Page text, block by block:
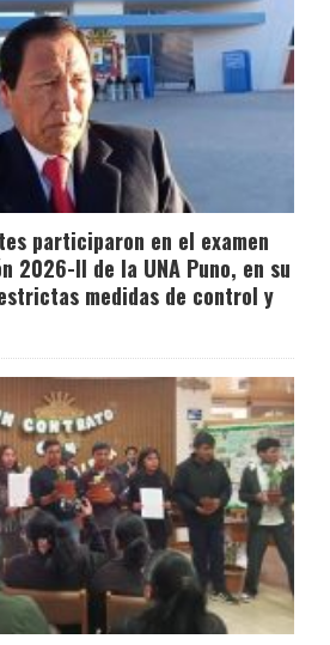
participaron en el examen
2026-II de la UNA Puno, en su
medidas de control y